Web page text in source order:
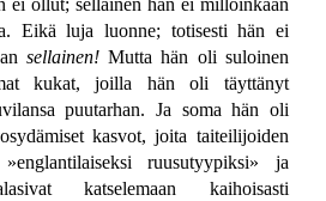
ei ollut; sellainen hän ei milloinkaan
Eikä luja luonne; totisesti hän ei
sellainen! Mutta hän oli suloinen
kukat, joilla hän oli täyttänyt
puutarhan. Ja soma hän oli
kasvot, joita taiteilijoiden
ruusutyypiksi» ja
katselemaan kaihoisasti